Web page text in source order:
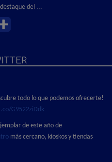
del ...
todo lo que podemos ofrecerte!
G9522ziDdk
de este año de
más cercano, kioskos y tiendas